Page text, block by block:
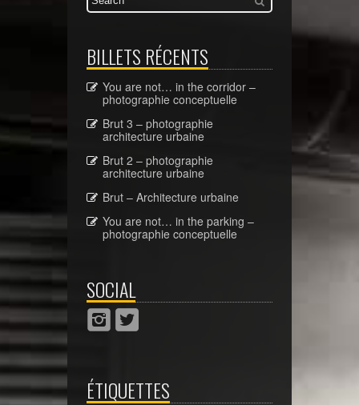
BILLETS RÉCENTS
You are not… in the corridor –
photographie conceptuelle
Brut 3 – photographie
architecture urbaine
Brut 2 – photographie
architecture urbaine
Brut – Architecture urbaine
You are not… in the parking –
photographie conceptuelle
SOCIAL
ÉTIQUETTES